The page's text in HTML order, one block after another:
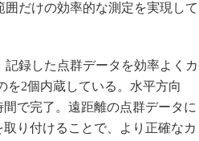
囲だけの効率的な測定を実現して
録した点群データを効率よくカ
を2個内蔵している。水平方向
で完了。遠距離の点群データに
り付けることで、より正確なカ